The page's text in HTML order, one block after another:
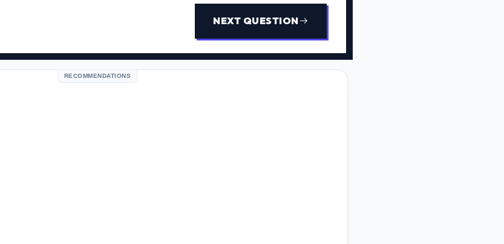
NEXT QUESTION
RECOMMENDATIONS